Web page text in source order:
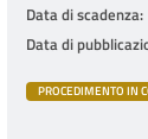
Data di scadenza
Data di
PROCEDIMENTO IN